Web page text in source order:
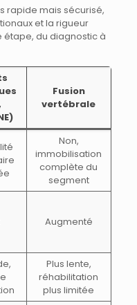
rapide mais sécurisé,
et la rigueur
du diagnostic à
Fusion
vertébrale
Non,
immobilisation
complète du
segment
Augmenté
Plus lente,
réhabilitation
plus limitée